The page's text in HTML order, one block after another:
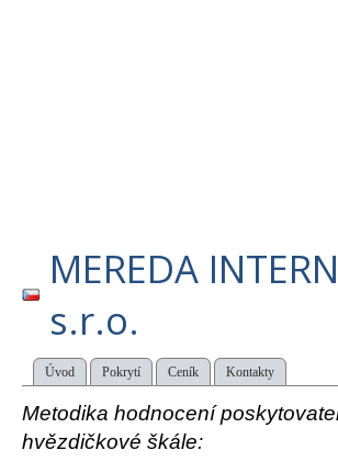
MEREDA
s.r.o.
Úvod Pokrytí Ceník Kontakty
Metodika hodnocení
hvězdičkové škále: